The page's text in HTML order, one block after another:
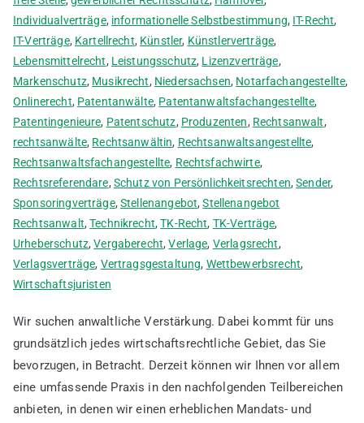
Individualverträge, informationelle Selbstbestimmung, IT-Recht,
IT-Verträge, Kartellrecht, Künstler, Künstlerverträge,
Lebensmittelrecht, Leistungsschutz, Lizenzverträge,
Markenschutz, Musikrecht, Niedersachsen, Notarfachangestellte,
Onlinerecht, Patentanwälte, Patentanwaltsfachangestellte,
Patentingenieure, Patentschutz, Produzenten, Rechtsanwalt,
rechtsanwälte, Rechtsanwältin, Rechtsanwaltsangestellte,
Rechtsanwaltsfachangestellte, Rechtsfachwirte,
Rechtsreferendare, Schutz von Persönlichkeitsrechten,Sender,
Sponsoringverträge,Stellenangebot,Stellenangebot
Rechtsanwalt,Technikrecht,TK-Recht, TK-Verträge,
Urheberschutz,Vergaberecht,Verlage, Verlagsrecht,
Verlagsverträge, Vertragsgestaltung, Wettbewerbsrecht,
Wirtschaftsjuristen
Wir suchen anwaltliche Verstärkung. Dabei kommt für uns
grundsätzlich jedes wirtschaftsrechtliche Gebiet, das Sie
bevorzugen, in Betracht. Derzeit können wir Ihnen vor allem
eine umfassende Praxis in den nachfolgenden Teilbereichen
anbieten, in denen wir einen erheblichen Mandats- und